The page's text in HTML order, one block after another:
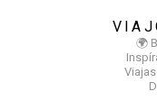
🌍